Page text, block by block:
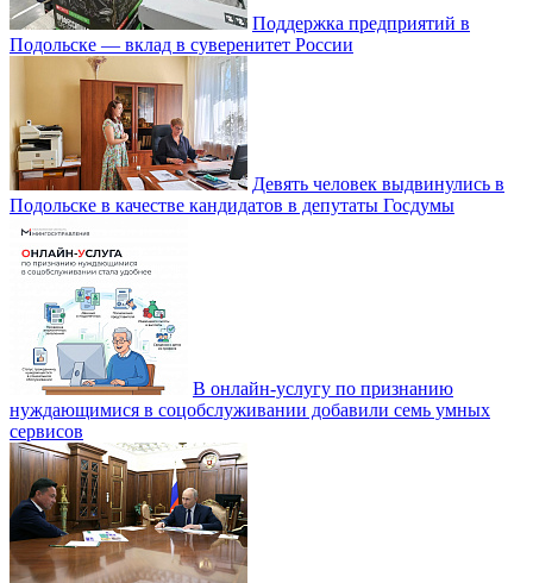
Поддержка предприятий в
Подольске — вклад в суверенитет России
Девять человек выдвинулись в
Подольске в качестве кандидатов в депутаты Госдумы
В онлайн-услугу по признанию
нуждающимися в соцобслуживании добавили семь умных
сервисов